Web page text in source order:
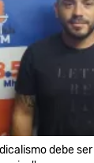
debe